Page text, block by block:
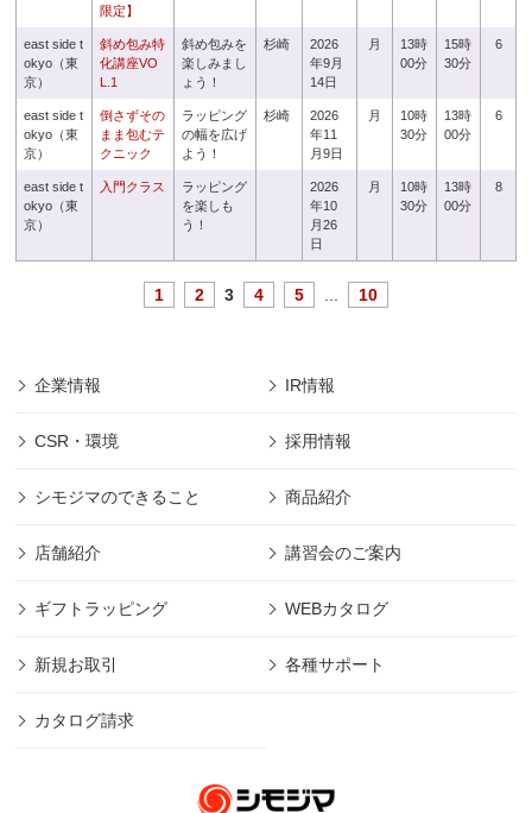
限定】
east side t
okyo（東
京）
斜め包み特
化講座VO
L.1
斜め包みを
楽しみまし
ょう！
杉崎
2026
年9月
14日
月
13時
00分
15時
30分
6
east side t
okyo（東
京）
倒さずその
まま包むテ
クニック
ラッピング
の幅を広げ
よう！
杉崎
2026
年11
月9日
月
10時
30分
13時
00分
6
east side t
okyo（東
京）
入門クラス
ラッピング
を楽しも
う！
2026
年10
月26
日
月
10時
30分
13時
00分
8
1 2 3 4 5 10
企業情報 IR情報
CSR・環境 採用情報
シモジマのできること 商品紹介
店舗紹介 講習会のご案内
ギフトラッピング WEBカタログ
新規お取引 各種サポート
カタログ請求